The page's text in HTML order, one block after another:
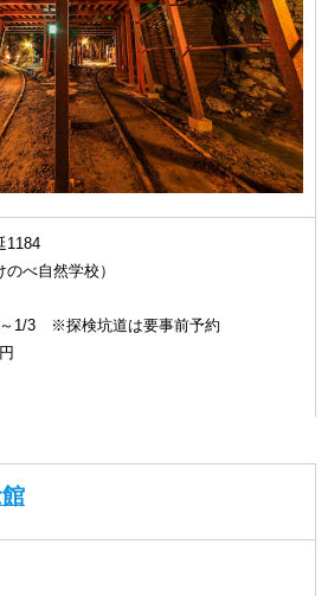
1184
べ自然学校）
1/3 ※探検坑道は要事前予約